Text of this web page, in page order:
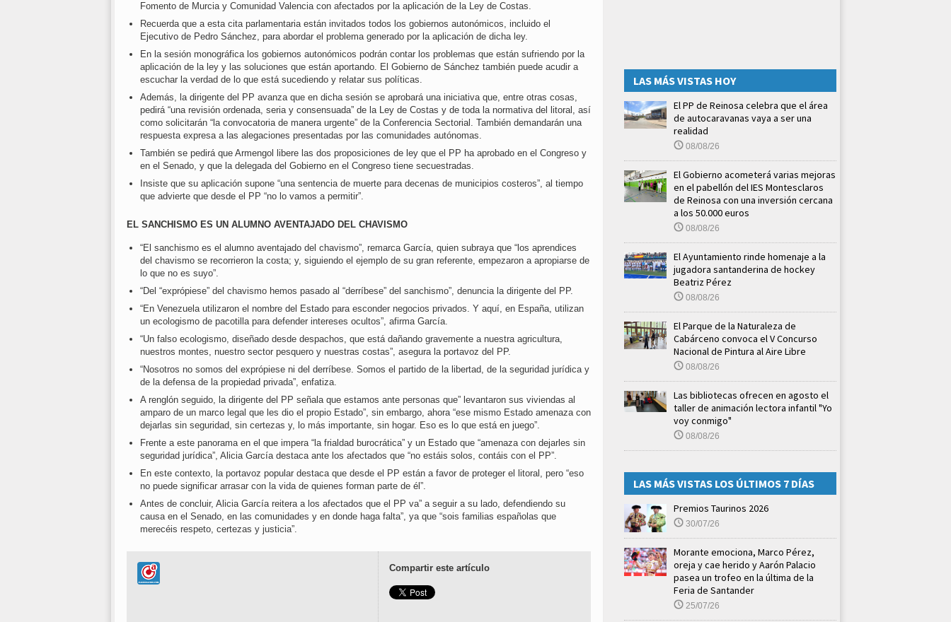
Fomento de Murcia y Comunidad Valencia con afectados por la aplicación de la Ley de Costas.
Recuerda que a esta cita parlamentaria están invitados todos los gobiernos autonómicos, incluido el
Ejecutivo de Pedro Sánchez, para abordar el problema generado por la aplicación de dicha ley.
En la sesión monográfica los gobiernos autonómicos podrán contar los problemas que están sufriendo por la
aplicación de la ley y las soluciones que están aportando. El Gobierno de Sánchez también puede acudir a
escuchar la verdad de lo que está sucediendo y relatar sus políticas.
Además, la dirigente del PP avanza que en dicha sesión se aprobará una iniciativa que, entre otras cosas,
pedirá “una revisión ordenada, seria y consensuada” de la Ley de Costas y de toda la normativa del litoral, así
como solicitarán “la convocatoria de manera urgente” de la Conferencia Sectorial. También demandarán una
respuesta expresa a las alegaciones presentadas por las comunidades autónomas.
También se pedirá que Armengol libere las dos proposiciones de ley que el PP ha aprobado en el Congreso y
en el Senado, y que la delegada del Gobierno en el Congreso tiene secuestradas.
Insiste que su aplicación supone “una sentencia de muerte para decenas de municipios costeros”, al tiempo
que advierte que desde el PP “no lo vamos a permitir”.
EL SANCHISMO ES UN ALUMNO AVENTAJADO DEL CHAVISMO
“El sanchismo es el alumno aventajado del chavismo”, remarca García, quien subraya que “los aprendices
del chavismo se recorrieron la costa; y, siguiendo el ejemplo de su gran referente, empezaron a apropiarse de
lo que no es suyo”.
“Del “exprópiese” del chavismo hemos pasado al “derríbese” del sanchismo”, denuncia la dirigente del PP.
“En Venezuela utilizaron el nombre del Estado para esconder negocios privados. Y aquí, en España, utilizan
un ecologismo de pacotilla para defender intereses ocultos”, afirma García.
“Un falso ecologismo, diseñado desde despachos, que está dañando gravemente a nuestra agricultura,
nuestros montes, nuestro sector pesquero y nuestras costas”, asegura la portavoz del PP.
“Nosotros no somos del exprópiese ni del derríbese. Somos el partido de la libertad, de la seguridad jurídica y
de la defensa de la propiedad privada”, enfatiza.
A renglón seguido, la dirigente del PP señala que estamos ante personas que” levantaron sus viviendas al
amparo de un marco legal que les dio el propio Estado”, sin embargo, ahora “ese mismo Estado amenaza con
dejarlas sin seguridad, sin certezas y, lo más importante, sin hogar. Eso es lo que está en juego”.
Frente a este panorama en el que impera “la frialdad burocrática” y un Estado que “amenaza con dejarles sin
seguridad jurídica”, Alicia García destaca ante los afectados que “no estáis solos, contáis con el PP”.
En este contexto, la portavoz popular destaca que desde el PP están a favor de proteger el litoral, pero “eso
no puede significar arrasar con la vida de quienes forman parte de él”.
Antes de concluir, Alicia García reitera a los afectados que el PP va” a seguir a su lado, defendiendo su
causa en el Senado, en las comunidades y en donde haga falta”, ya que “sois familias españolas que
merecéis respeto, certezas y justicia”.
Compartir este artículo
LAS MÁS VISTAS HOY
El PP de Reinosa celebra que el área
de autocaravanas vaya a ser una
realidad
08/08/26
El Gobierno acometerá varias mejoras
en el pabellón del IES Montesclaros
de Reinosa con una inversión cercana
a los 50.000 euros
08/08/26
El Ayuntamiento rinde homenaje a la
jugadora santanderina de hockey
Beatriz Pérez
08/08/26
El Parque de la Naturaleza de
Cabárceno convoca el V Concurso
Nacional de Pintura al Aire Libre
08/08/26
Las bibliotecas ofrecen en agosto el
taller de animación lectora infantil "Yo
voy conmigo"
08/08/26
LAS MÁS VISTAS LOS ÚLTIMOS 7 DÍAS
Premios Taurinos 2026
30/07/26
Morante emociona, Marco Pérez,
oreja y cae herido y Aarón Palacio
pasea un trofeo en la última de la
Feria de Santander
25/07/26